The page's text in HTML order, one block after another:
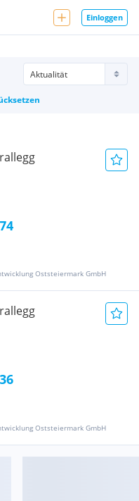
Einloggen
Oststeiermark GmbH
Oststeiermark GmbH